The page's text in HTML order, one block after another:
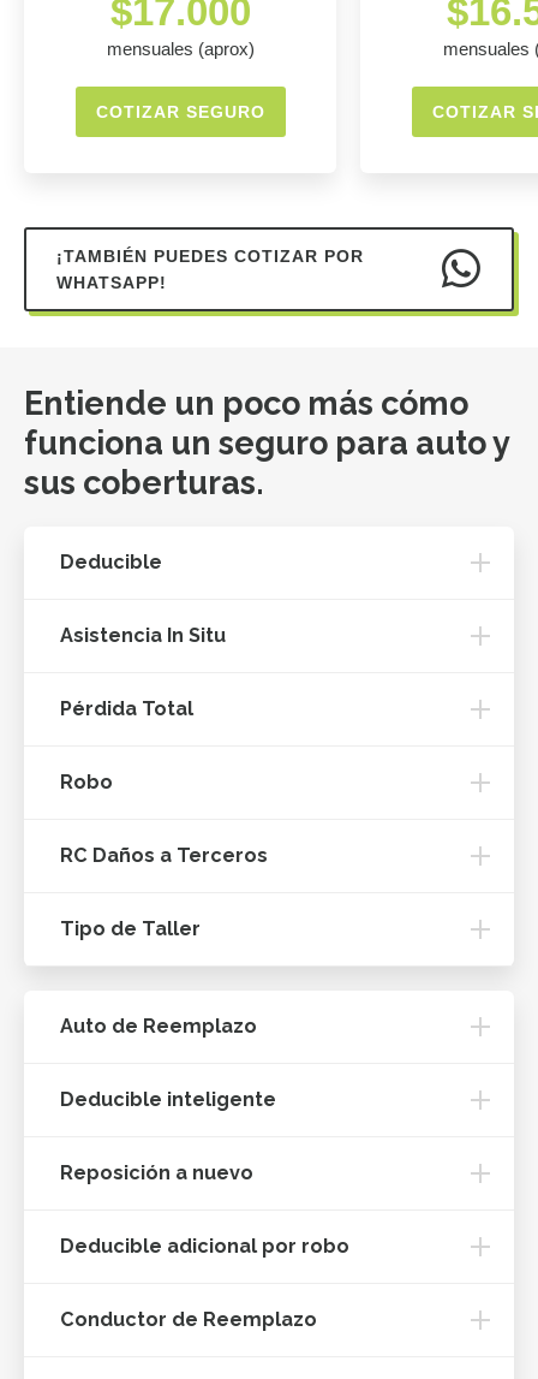
$17.000
mensuales (aprox)
COTIZAR SEGURO
mensuales
COTIZAR
¡TAMBIÉN PUEDES COTIZAR POR
WHATSAPP!
Entiende un poco más cómo
funciona un seguro para auto y
sus coberturas.
Deducible
Asistencia In Situ
Pérdida Total
Robo
RC Daños a Terceros
Tipo de Taller
Auto de Reemplazo
Deducible inteligente
Reposición a nuevo
Deducible adicional por robo
Conductor de Reemplazo